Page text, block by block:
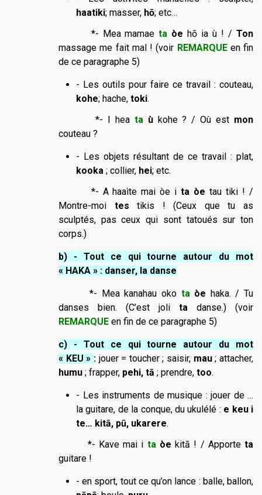
haatiki; masser, hō; etc…
*- Mea mamaeta òe hō ia ù ! /Ton
massage me fait mal ! (voir REMARQUEen fin
de ce paragraphe 5)
- Les outils pour faire ce travail : couteau,
kohe; hache, toki.
*- I hea taùkohe ? / Où est mon
couteau ?
- Les objets résultant de ce travail : plat,
kooka ; collier, hei; etc.
*- A haaìte mai òe ita òe tau tiki ! /
Montre-moi tes tikis ! (Ceux que tu as
sculptés, pas ceux qui sont tatoués sur ton
corps.)
b) - Tout ce qui tourne autour du mot
« HAKA » : danser, la danse
*- Mea kanahau oko taòe haka. / Tu
danses bien. (C’est joli ta danse.) (voir
REMARQUE en fin de ce paragraphe 5)
c) - Tout ce qui tourne autour du mot
« KEU » :jouer = toucher ; saisir, mau ; attacher,
humu ; frapper, pehi, tā ; prendre, too.
- Les instruments de musique : jouer de …
la guitare, de la conque, du ukulélé : e keu i
te… kitā, pū, ukarere.
*- Kave mai i taòe kitā ! / Apporteta
guitare !
- en sport, tout ce qu’on lance : balle, ballon,